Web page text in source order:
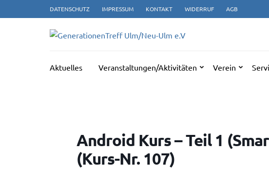
Inhalt
DATENSCHUTZ IMPRESSUM KONTAKT WIDERRUF AGB
Aktuelles Veranstaltungen/Aktivitäten Verein
Android Kurs – Teil 1
(Kurs-Nr. 107)